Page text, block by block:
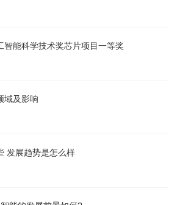
智能科学技术奖芯片项目一等奖
域及影响
发展趋势是怎么样